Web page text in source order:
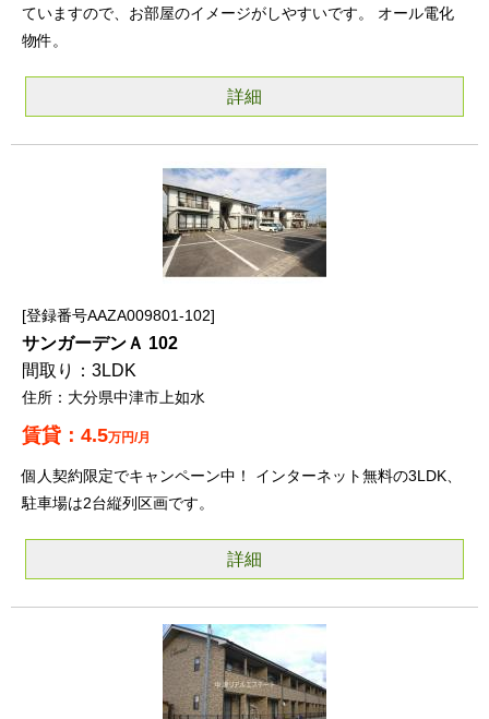
ていますので、お部屋のイメージがしやすいです。 オール電化
物件。
詳細
登録番号AAZA009801-102
サンガーデンＡ 102
3LDK
大分県中津市上如水
4.5万円/月
個人契約限定でキャンペーン中！ インターネット無料の3LDK、
駐車場は2台縦列区画です。
詳細